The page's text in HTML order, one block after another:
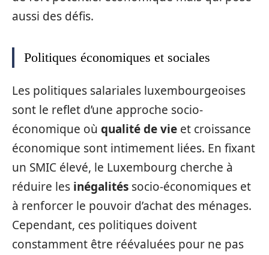
aussi des défis.
Politiques économiques et sociales
Les politiques salariales luxembourgeoises
sont le reflet d’une approche socio-
économique où qualité de vie et croissance
économique sont intimement liées. En fixant
un SMIC élevé, le Luxembourg cherche à
réduire les inégalités socio-économiques et
à renforcer le pouvoir d’achat des ménages.
Cependant, ces politiques doivent
constamment être réévaluées pour ne pas